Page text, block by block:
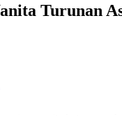
Turunan